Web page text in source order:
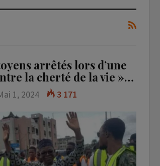
arrêtés lors d’une
la cherté de la vie »…
1, 2024
3 171